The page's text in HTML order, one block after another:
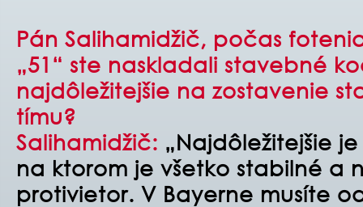
Pán Salihamidžič, počas
„51“ ste naskladali stavebné
najdôležitejšie na zostavenie
tímu?
Salihamidžič: „Najdôležitejšie
na ktorom je všetko stabilné a
protivietor. V Bayerne musíte